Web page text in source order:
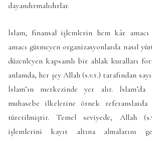
dayandırmalıdırlar.
İslam, finansal işlemlerin hem kâr
amacı gütmeyen organizasyonlarda nasıl
düzenleyen kapsamlı bir ahlak kuralları
anlamda, her şey Allah (s.v.t.) tarafından
İslam’ın merkezinde yer alır. İslam’da
muhasebe ilkelerine örnek referanslarda
türetilmiştir. Temel seviyede, Allah
işlemlerini kayıt altına almalarını